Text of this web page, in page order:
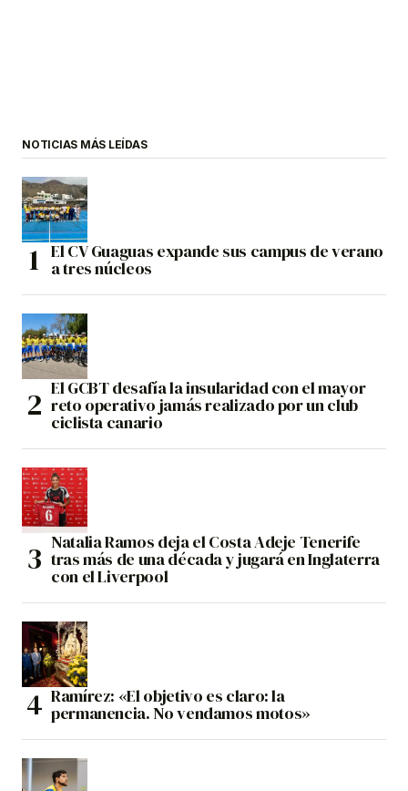
NOTICIAS MÁS LEÍDAS
El CV Guaguas expande sus campus de verano
a tres núcleos
El GCBT desafía la insularidad con el mayor
reto operativo jamás realizado por un club
ciclista canario
Natalia Ramos deja el Costa Adeje Tenerife
tras más de una década y jugará en Inglaterra
con el Liverpool
Ramírez: «El objetivo es claro: la
permanencia. No vendamos motos»